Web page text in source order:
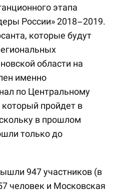
этапа
России» 2018–2019.
которые будут
области на
именно
по Центральному
пройдет в
в прошлом
только до
947 участников (в
человек и Московская